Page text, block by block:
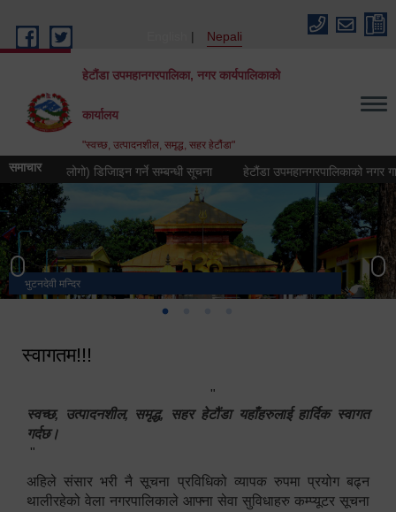
Nepali
हेटौंडा उपमहानगरपालिका, नगर कार्यपालिकाको
कार्यालय
"स्वच्छ, उत्पादनशील, समृद्ध, सहर हेटौंडा"
समाचार
चिह्न (लोगो) डिजिाइन गर्ने सम्बन्धी सूचना हेटौंडा उपमहानगरपालिकाको नगर गान
भुटनदेवी मन्दिर
स्मारक
हेटौंडा उपमहानगरपालिका नगर कार्यपालिकाको कार्यालय
मनकामना डाँडाबाट देखिएको दृश्य
स्वागतम!!!
"
स्वच्छ, उत्पादनशील, समृद्ध, सहर हेटौंडा यहाँहरुलाई हार्दिक स्वागत
गर्दछ।
"
अहिले संसार भरी नै सूचना प्रविधिको व्यापक रुपमा प्रयोग बढ्न
थालीरहेको वेला नगरपालिकाले आफ्ना सेवा सुविधाहरु कम्प्यूटर सूचना